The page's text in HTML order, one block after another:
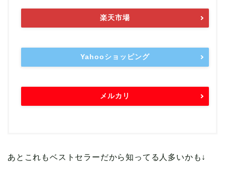
楽天市場
Yahooショッピング
メルカリ
あとこれもベストセラーだから知ってる人多いかも↓